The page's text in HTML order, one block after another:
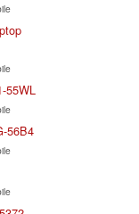
55WL
56B4